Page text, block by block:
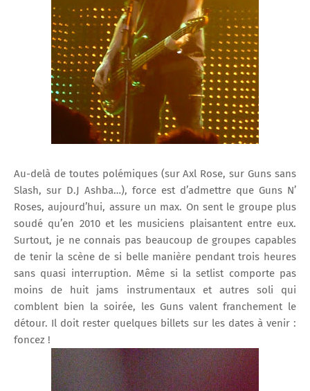
Au-delà de toutes polémiques (sur Axl Rose, sur Guns sans
Slash, sur D.J Ashba…), force est d’admettre que Guns N’
Roses, aujourd’hui, assure un max. On sent le groupe plus
soudé qu’en 2010 et les musiciens plaisantent entre eux.
Surtout, je ne connais pas beaucoup de groupes capables
de tenir la scène de si belle manière pendant trois heures
sans quasi interruption. Même si la setlist comporte pas
moins de huit jams instrumentaux et autres soli qui
comblent bien la soirée, les Guns valent franchement le
détour. Il doit rester quelques billets sur les dates à venir :
foncez !